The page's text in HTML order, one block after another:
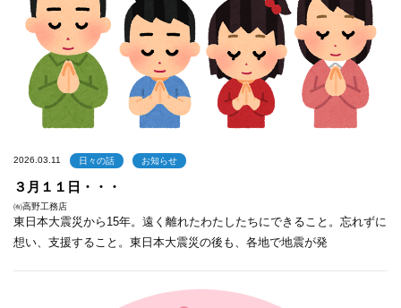
2026.03.11 日々の話 お知らせ
３月１１日・・・
㈲高野工務店
東日本大震災から15年。遠く離れたわたしたちにできること。忘れずに
想い、支援すること。東日本大震災の後も、各地で地震が発